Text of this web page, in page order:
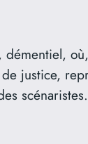
justice,